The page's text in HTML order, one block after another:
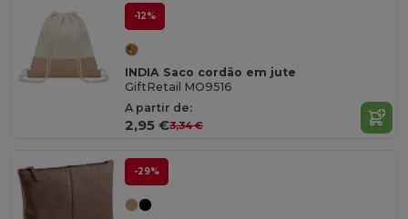
-12%
INDIA Saco cordão em jute
GiftRetail MO9516
A partir de:
2,95 €3,34 €
-29%